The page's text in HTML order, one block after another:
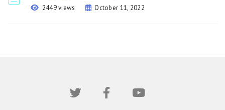
2449 views October 11, 2022